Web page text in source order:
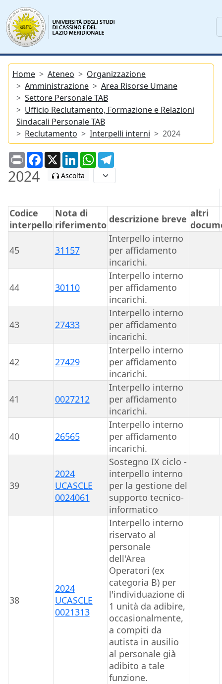
Home Ateneo
Organizzazione
Amministrazione
Area Risorse Umane
Settore Personale TAB
Ufficio Reclutamento, Formazione e Relazioni
Sindacali Personale TAB
Reclutamento
Interpelli interni 2024
PrintFacebook
X LinkedInWhatsApp
2024 Ascolta
Codice
interpello
Nota di
riferimento descrizione breve altri
45 31157
Interpello interno
per affidamento
incarichi.
44 30110
Interpello interno
per affidamento
incarichi.
43 27433
Interpello interno
per affidamento
incarichi.
42 27429
Interpello interno
per affidamento
incarichi.
41 0027212
Interpello interno
per affidamento
incarichi.
40 26565
Interpello interno
per affidamento
incarichi.
39
2024
UCASCLE
0024061
Sostegno IX ciclo -
interpello interno
per la gestione del
supporto tecnico-
informatico
38
2024
UCASCLE
0021313
Interpello interno
riservato al
personale
dell'Area
Operatori (ex
categoria B) per
l'individuazione di
1 unità da adibire,
occasionalmente,
a compiti da
autista in ausilio
al personale già
adibito a tale
funzione.